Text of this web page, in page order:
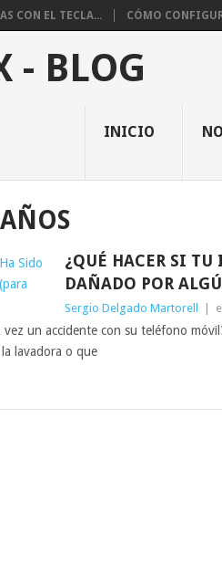
CON EL TECLA... CÓMO
- BLOG
INICIO
¿QUÉ HACER SI
DAÑADO POR
Sergio Delgado Martorell
un accidente con su teléfono
lavadora o que